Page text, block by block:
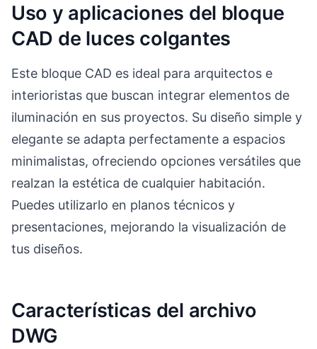
Uso y aplicaciones del bloque
CAD de luces colgantes
Este bloque CAD es ideal para arquitectos e
interioristas que buscan integrar elementos de
iluminación en sus proyectos. Su diseño simple y
elegante se adapta perfectamente a espacios
minimalistas, ofreciendo opciones versátiles que
realzan la estética de cualquier habitación.
Puedes utilizarlo en planos técnicos y
presentaciones, mejorando la visualización de
tus diseños.
Características del archivo
DWG